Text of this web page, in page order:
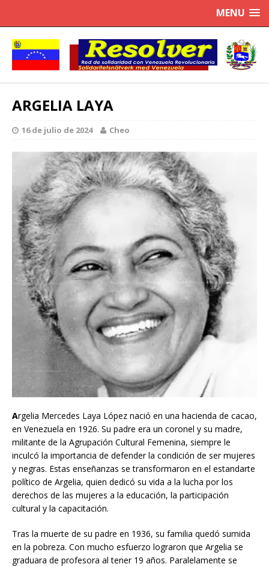
MENU
ARGELIA LAYA
16 de julio de 2024 Cheo
Argelia Mercedes Laya López nació en una hacienda de cacao,
en Venezuela en 1926. Su padre era un coronel y su madre,
militante de la Agrupación Cultural Femenina, siempre le
inculcó la importancia de defender la condición de ser mujeres
y negras. Estas enseñanzas se transformaron en el estandarte
político de Argelia, quien dedicó su vida a la lucha por los
derechos de las mujeres a la educación, la participación
cultural y la capacitación.
Tras la muerte de su padre en 1936, su familia quedó sumida
en la pobreza. Con mucho esfuerzo lograron que Argelia se
graduara de profesora al tener 19 años. Paralelamente se